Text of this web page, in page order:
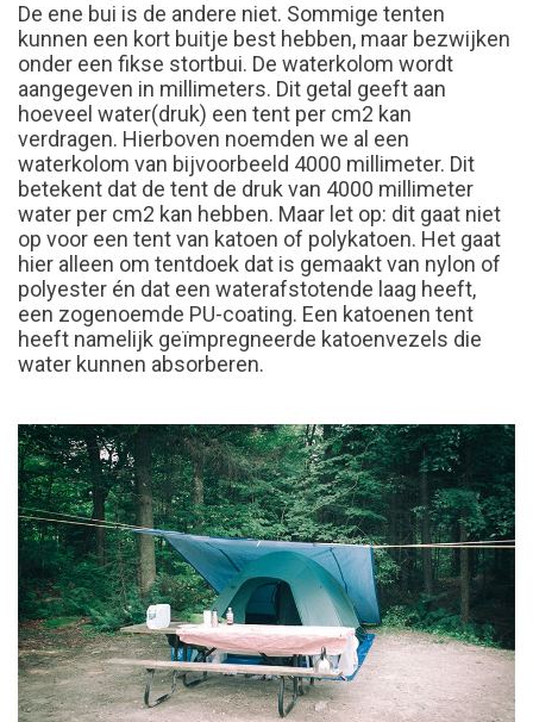
De ene bui is de andere niet. Sommige tenten
kunnen een kort buitje best hebben, maar bezwijken
onder een fikse stortbui. De waterkolom wordt
aangegeven in millimeters. Dit getal geeft aan
hoeveel water(druk) een tent per cm2 kan
verdragen. Hierboven noemden we al een
waterkolom van bijvoorbeeld 4000 millimeter. Dit
betekent dat de tent de druk van 4000 millimeter
water per cm2 kan hebben. Maar let op: dit gaat niet
op voor een tent van katoen of polykatoen. Het gaat
hier alleen om tentdoek dat is gemaakt van nylon of
polyester én dat een waterafstotende laag heeft,
een zogenoemde PU-coating. Een katoenen tent
heeft namelijk geïmpregneerde katoenvezels die
water kunnen absorberen.